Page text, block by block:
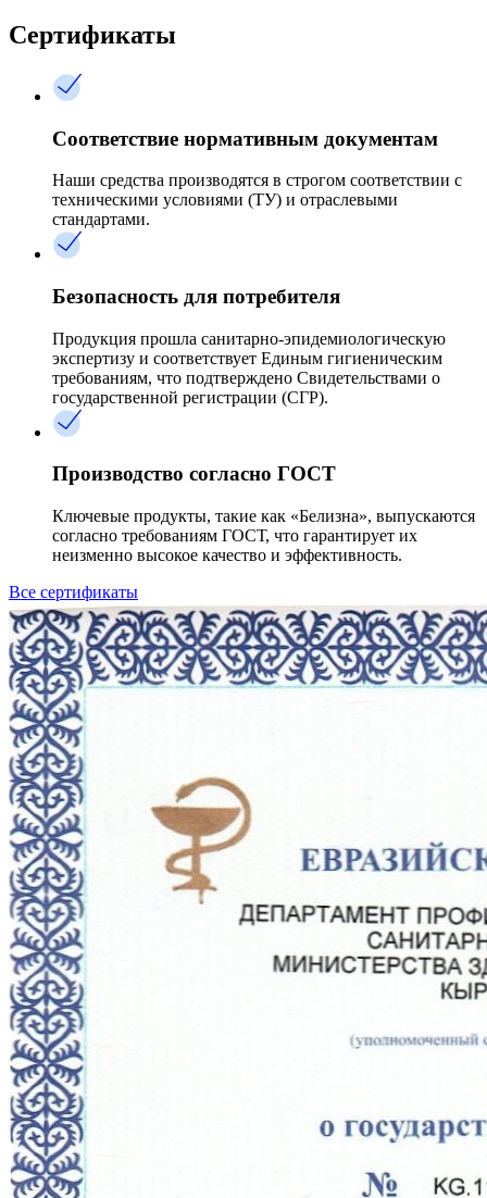
Сертификаты
Соответствие нормативным документам
Наши средства производятся в строгом соответствии с
техническими условиями (ТУ) и отраслевыми
стандартами.
Безопасность для потребителя
Продукция прошла санитарно-эпидемиологическую
экспертизу и соответствует Единым гигиеническим
требованиям, что подтверждено Свидетельствами о
государственной регистрации (СГР).
Производство согласно ГОСТ
Ключевые продукты, такие как «Белизна», выпускаются
согласно требованиям ГОСТ, что гарантирует их
неизменно высокое качество и эффективность.
Все сертификаты